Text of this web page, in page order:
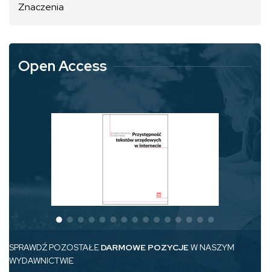
Znaczenia
Open Access
SPRAWDŹ POZOSTAŁE DARMOWE POZYCJEW NASZYM
WYDAWNICTWIE